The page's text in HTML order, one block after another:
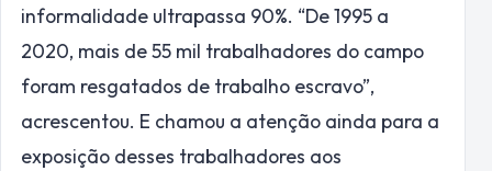
informalidade ultrapassa 90%. “De 1995 a
2020, mais de 55 mil trabalhadores do campo
foram resgatados de trabalho escravo”,
acrescentou. E chamou a atenção ainda para a
exposição desses trabalhadores aos